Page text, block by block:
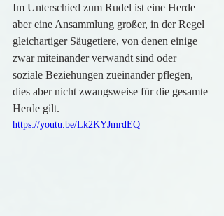
Im Unterschied zum Rudel ist eine Herde
aber eine Ansammlung großer, in der Regel
gleichartiger Säugetiere, von denen einige
zwar miteinander verwandt sind oder
soziale Beziehungen zueinander pflegen,
dies aber nicht zwangsweise für die gesamte
Herde gilt.
https://youtu.be/Lk2KYJmrdEQ